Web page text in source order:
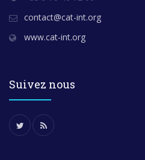
contact@cat-int.org
www.cat-int.org
Suivez nous